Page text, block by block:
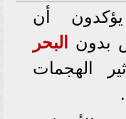
أن
بدون
البحر
الهجمات